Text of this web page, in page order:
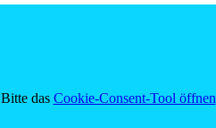
Bitte das Cookie-Consent-Tool öffnen